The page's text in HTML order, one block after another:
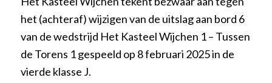
het (achteraf) wijzigen van de uitslag aan bord 6
van de wedstrijd Het Kasteel Wijchen 1 – Tussen
de Torens 1 gespeeld op 8 februari 2025 in de
vierde klasse J.